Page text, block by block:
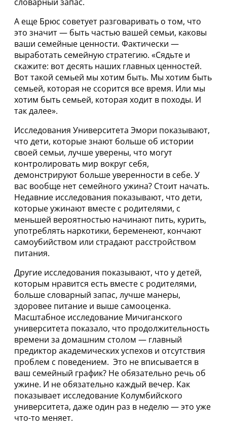
А еще Брюс советует разговаривать о том, что
это значит — быть частью вашей семьи, каковы
ваши семейные ценности. Фактически —
выработать семейную стратегию. «Сядьте и
скажите: вот десять наших главных ценностей.
Вот такой семьей мы хотим быть. Мы хотим быть
семьей, которая не ссорится все время. Или мы
хотим быть семьей, которая ходит в походы. И
так далее».
Исследования Университета Эмори показывают,
что дети, которые знают больше об истории
своей семьи, лучше уверены, что могут
контролировать мир вокруг себя,
демонстрируют больше уверенности в себе. У
вас вообще нет семейного ужина? Стоит начать.
Недавние исследования показывают, что дети,
которые ужинают вместе с родителями, с
меньшей вероятностью начинают пить, курить,
употреблять наркотики, беременеют, кончают
самоубийством или страдают расстройством
питания.
Другие исследования показывают, что у детей,
которым нравится есть вместе с родителями,
больше словарный запас, лучше манеры,
здоровее питание и выше самооценка.
Масштабное исследование Мичиганского
университета показало, что продолжительность
времени за домашним столом — главный
предиктор академических успехов и отсутствия
проблем с поведением. Это не вписывается в
ваш семейный график? Не обязательно речь об
ужине. И не обязательно каждый вечер. Как
показывает исследование Колумбийского
университета, даже один раз в неделю — это уже
что-то меняет.